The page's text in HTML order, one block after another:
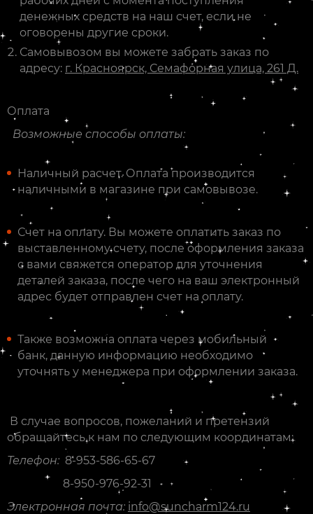
денежных средств на наш счет, если не
оговорены другие сроки.
Самовывозом вы можете забрать заказ по
адресу: г. Красноярск, Семафорная улица, 261 Д.
Оплата
Возможные способы оплаты:
Наличный расчет. Оплата производится
наличными в магазине при самовывозе.
Счет на оплату. Вы можете оплатить заказ по
выставленному счету, после оформления заказа
с вами свяжется оператор для уточнения
деталей заказа, после чего на ваш электронный
адрес будет отправлен счет на оплату.
Также возможна оплата через мобильный
банк, данную информацию необходимо
уточнять у менеджера при оформлении заказа.
В случае вопросов, пожеланий и претензий
обращайтесь к нам по следующим координатам:
Телефон: 8-953-586-65-67
8-950-976-92-31
Электронная почта: info@suncharm124.ru